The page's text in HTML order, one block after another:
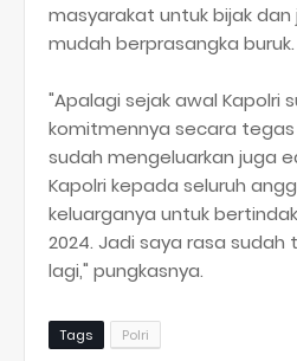
masyarakat untuk bijak
mudah berprasangka buruk.
"Apalagi sejak awal Kapolri
komitmennya secara tegas
sudah mengeluarkan juga
Kapolri kepada seluruh
keluarganya untuk
2024. Jadi saya rasa sudah
lagi," pungkasnya.
Tags Polri